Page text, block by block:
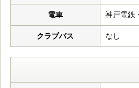
電車 神戸電鉄
クラブバス なし